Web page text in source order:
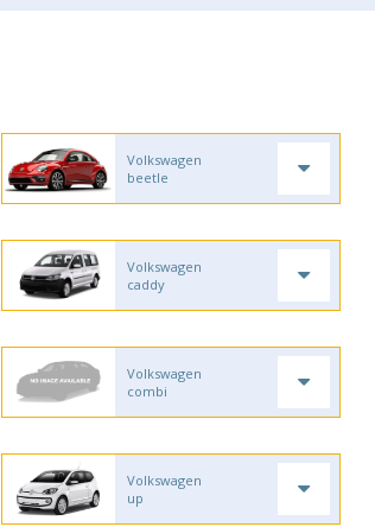
Volkswagen
beetle
Volkswagen
caddy
Volkswagen
combi
Volkswagen
up